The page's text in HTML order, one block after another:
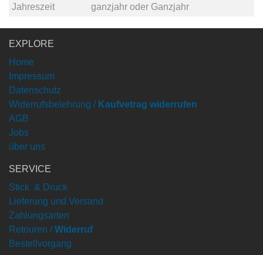
Jahreszeit
ganzjahroder Ganzjahr
EXPLORE
Home
Impressum
Datenschutz
Widerrufsbelehrung / Kaufvetrag widerrufen
AGB
Jobs
über uns
SERVICE
Stick & Druck
Lieferung und Versand
Zahlungsarten
Retouren / Widerruf
Bestellvorgang